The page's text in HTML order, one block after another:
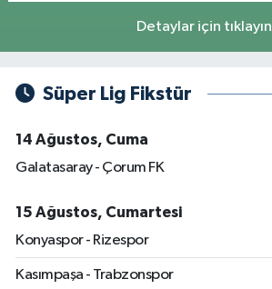
Detaylar için tıklayın
Süper Lig Fikstür
14 Ağustos, Cuma
Galatasaray - Çorum FK
15 Ağustos, Cumartesi
Konyaspor - Rizespor
Kasımpaşa - Trabzonspor